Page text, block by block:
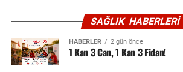
SAĞLIK HABERLERI
HABERLER 2 gün önce
1 Kan 3 Can, 1 Kan 3 Fidan!